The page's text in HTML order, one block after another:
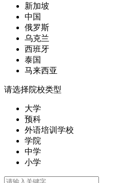
新加坡
中国
俄罗斯
乌克兰
西班牙
泰国
马来西亚
请选择院校类型
大学
预科
外语培训学校
学院
中学
小学